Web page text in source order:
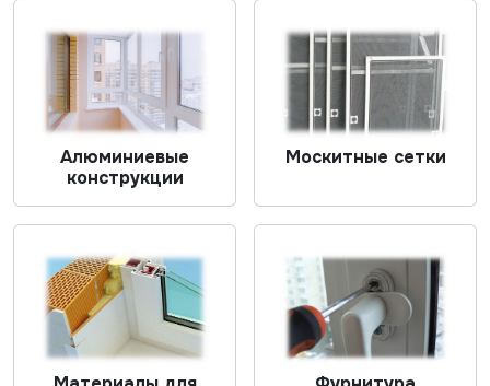
Алюминиевые
конструкции
Москитные сетки